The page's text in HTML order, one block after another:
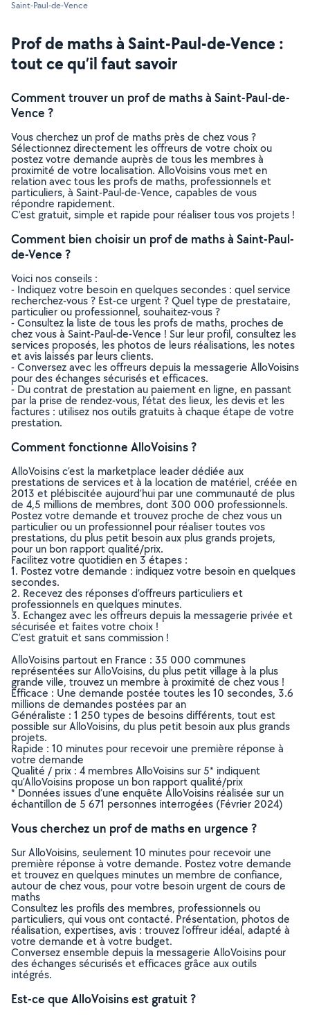
Saint-Paul-de-Vence
Prof de maths à Saint-Paul-de-Vence :
tout ce qu’il faut savoir
Comment trouver un prof de maths à Saint-Paul-de-
Vence ?
Vous cherchez un prof de maths près de chez vous ?
Sélectionnez directement les offreurs de votre choix ou
postez votre demande auprès de tous les membres à
proximité de votre localisation. AlloVoisins vous met en
relation avec tous les profs de maths, professionnels et
particuliers, à Saint-Paul-de-Vence, capables de vous
répondre rapidement.
C’est gratuit, simple et rapide pour réaliser tous vos projets !
Comment bien choisir un prof de maths à Saint-Paul-
de-Vence ?
Voici nos conseils :
- Indiquez votre besoin en quelques secondes : quel service
recherchez-vous ? Est-ce urgent ? Quel type de prestataire,
particulier ou professionnel, souhaitez-vous ?
- Consultez la liste de tous les profs de maths, proches de
chez vous à Saint-Paul-de-Vence ! Sur leur profil, consultez les
services proposés, les photos de leurs réalisations, les notes
et avis laissés par leurs clients.
- Conversez avec les offreurs depuis la messagerie AlloVoisins
pour des échanges sécurisés et efficaces.
- Du contrat de prestation au paiement en ligne, en passant
par la prise de rendez-vous, l’état des lieux, les devis et les
factures : utilisez nos outils gratuits à chaque étape de votre
prestation.
Comment fonctionne AlloVoisins ?
AlloVoisins c’est la marketplace leader dédiée aux
prestations de services et à la location de matériel, créée en
2013 et plébiscitée aujourd’hui par une communauté de plus
de 4,5 millions de membres, dont 300 000 professionnels.
Postez votre demande et trouvez proche de chez vous un
particulier ou un professionnel pour réaliser toutes vos
prestations, du plus petit besoin aux plus grands projets,
pour un bon rapport qualité/prix.
Facilitez votre quotidien en 3 étapes :
1. Postez votre demande : indiquez votre besoin en quelques
secondes.
2. Recevez des réponses d’offreurs particuliers et
professionnels en quelques minutes.
3. Echangez avec les offreurs depuis la messagerie privée et
sécurisée et faites votre choix !
C’est gratuit et sans commission !
AlloVoisins partout en France : 35 000 communes
représentées sur AlloVoisins, du plus petit village à la plus
grande ville, trouvez un membre à proximité de chez vous !
Efficace : Une demande postée toutes les 10 secondes, 3.6
millions de demandes postées par an
Généraliste : 1 250 types de besoins différents, tout est
possible sur AlloVoisins, du plus petit besoin aux plus grands
projets.
Rapide : 10 minutes pour recevoir une première réponse à
votre demande
Qualité / prix : 4 membres AlloVoisins sur 5* indiquent
qu’AlloVoisins propose un bon rapport qualité/prix
* Données issues d’une enquête AlloVoisins réalisée sur un
échantillon de 5 671 personnes interrogées (Février 2024)
Vous cherchez un prof de maths en urgence ?
Sur AlloVoisins, seulement 10 minutes pour recevoir une
première réponse à votre demande. Postez votre demande
et trouvez en quelques minutes un membre de confiance,
autour de chez vous, pour votre besoin urgent de cours de
maths
Consultez les profils des membres, professionnels ou
particuliers, qui vous ont contacté. Présentation, photos de
réalisation, expertises, avis : trouvez l'offreur idéal, adapté à
votre demande et à votre budget.
Conversez ensemble depuis la messagerie AlloVoisins pour
des échanges sécurisés et efficaces grâce aux outils
intégrés.
Est-ce que AlloVoisins est gratuit ?